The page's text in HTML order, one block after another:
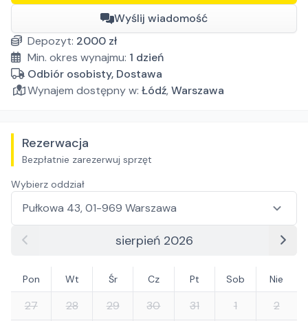
Wyślij wiadomość
Depozyt: 2000 zł
Min. okres wynajmu: 1 dzień
Odbiór osobisty, Dostawa
Wynajem dostępny w: Łódź,Warszawa
Rezerwacja
Bezpłatnie zarezerwuj sprzęt
Wybierz oddział
sierpień 2026
Pon Wt Śr Cz Pt Sob Nie
27 28 29 30 31 1
2